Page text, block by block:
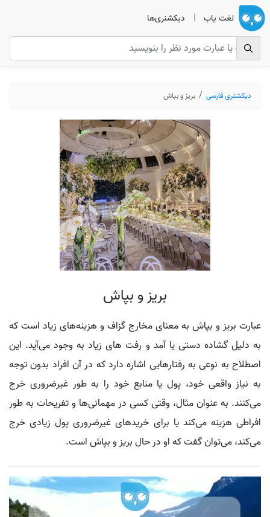
لغت یاب | دیکشنری‌ها
دیکشنری فارسی بریز و بپاش
بریز و بپاش
عبارت بریز و بپاش به معنای مخارج گزاف و هزینه‌های زیاد است که
به دلیل گشاده‌ دستی یا آمد و رفت‌ های زیاد به وجود می‌آید. این
اصطلاح به نوعی به رفتارهایی اشاره دارد که در آن افراد بدون توجه
به نیاز واقعی خود، پول یا منابع خود را به طور غیرضروری خرج
می‌کنند. به عنوان مثال، وقتی کسی در مهمانی‌ها و تفریحات به طور
افراطی هزینه می‌کند یا برای خریدهای غیرضروری پول زیادی خرج
می‌کند، می‌توان گفت که او در حال بریز و بپاش است.